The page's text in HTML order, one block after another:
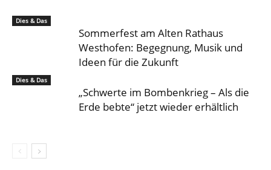
Dies & Das
Sommerfest am Alten Rathaus
Westhofen: Begegnung, Musik und
Ideen für die Zukunft
Dies & Das
„Schwerte im Bombenkrieg – Als die
Erde bebte“ jetzt wieder erhältlich